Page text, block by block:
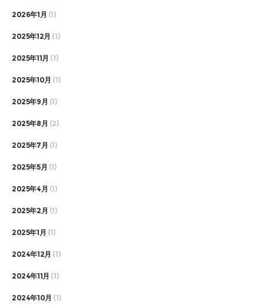
2026年1月 (1)
2025年12月 (1)
2025年11月 (1)
2025年10月 (1)
2025年9月 (1)
2025年8月 (2)
2025年7月 (1)
2025年5月 (1)
2025年4月 (1)
2025年2月 (1)
2025年1月 (1)
2024年12月 (1)
2024年11月 (1)
2024年10月 (1)